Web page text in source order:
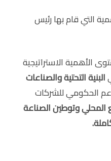
التي قام بها رئيس
الأهمية الاستراتيجية
البنية التحتية والصناعات
الحكومي للشركات
المحلي وتوطين الصناعة